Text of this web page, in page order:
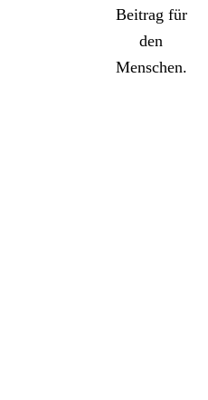
Beitrag für
den
Menschen.